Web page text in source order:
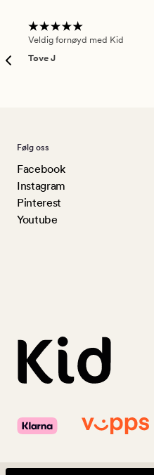
Veldig fornøyd med Kid
Tove J
Følg oss
Facebook
Instagram
Pinterest
Youtube